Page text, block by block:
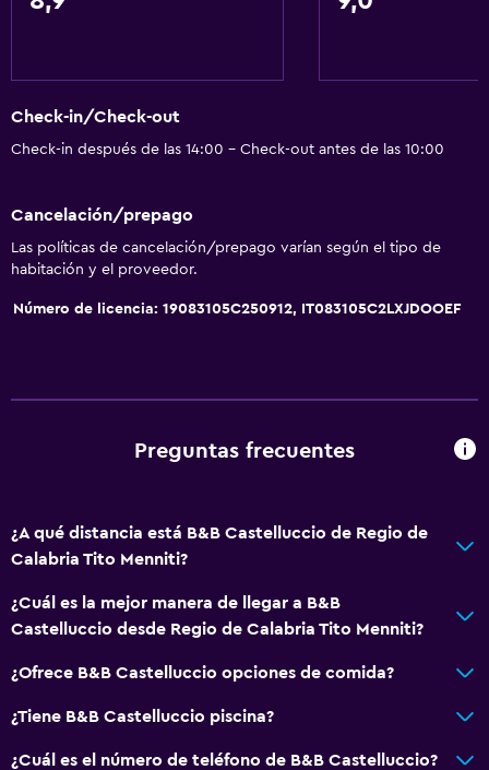
Check-in/Check-out
Check-in después de las 14:00 - Check-out antes de las 10:00
Cancelación/prepago
Las políticas de cancelación/prepago varían según el tipo de
habitación y el proveedor.
Número de licencia: 19083105C250912, IT083105C2LXJDOOEF
Preguntas frecuentes
¿A qué distancia está B&B Castelluccio de Regio de
Calabria Tito Menniti?
¿Cuál es la mejor manera de llegar a B&B
Castelluccio desde Regio de Calabria Tito Menniti?
¿Ofrece B&B Castelluccio opciones de comida?
¿Tiene B&B Castelluccio piscina?
¿Cuál es el número de teléfono de B&B Castelluccio?